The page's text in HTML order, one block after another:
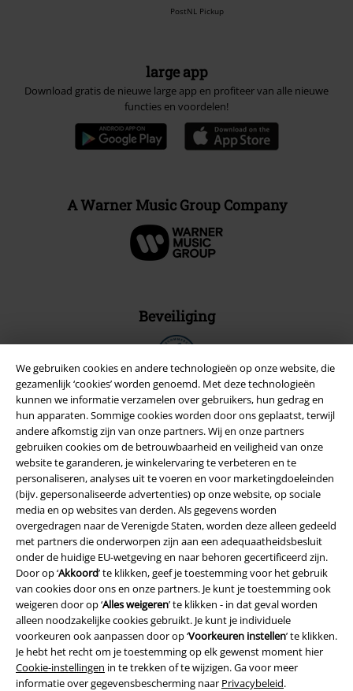
We gebruiken cookies en andere technologieën op onze website, die
gezamenlijk ‘cookies’ worden genoemd. Met deze technologieën
kunnen we informatie verzamelen over gebruikers, hun gedrag en
hun apparaten. Sommige cookies worden door ons geplaatst, terwijl
andere afkomstig zijn van onze partners. Wij en onze partners
gebruiken cookies om de betrouwbaarheid en veiligheid van onze
website te garanderen, je winkelervaring te verbeteren en te
personaliseren, analyses uit te voeren en voor marketingdoeleinden
(bijv. gepersonaliseerde advertenties) op onze website, op sociale
media en op websites van derden. Als gegevens worden
overgedragen naar de Verenigde Staten, worden deze alleen gedeeld
met partners die onderworpen zijn aan een adequaatheidsbesluit
onder de huidige EU-wetgeving en naar behoren gecertificeerd zijn.
Door op ‘Akkoord’ te klikken, geef je toestemming voor het gebruik
van cookies door ons en onze partners. Je kunt je toestemming ook
weigeren door op ‘Alles weigeren’ te klikken - in dat geval worden
alleen noodzakelijke cookies gebruikt. Je kunt je individuele
voorkeuren ook aanpassen door op ‘Voorkeuren instellen’ te klikken.
Je hebt het recht om je toestemming op elk gewenst moment hier
Cookie-instellingen in te trekken of te wijzigen. Ga voor meer
informatie over gegevensbescherming naar Privacybeleid.
PostNL Pickup
large app
Download gratis de nieuwe large app en profiteer van alle nieuwe
functies en voordelen!
A Warner Music Group Company
Beveiliging
Legal
Algemene Voorwaarden
Bedrijfsgegevens
Privacyverklaring
Verklaring van conformiteit